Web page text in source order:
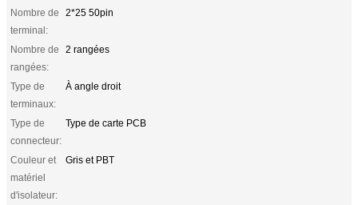
Nombre de
terminal:
2*25 50pin
Nombre de
rangées:
2 rangées
Type de
terminaux:
À angle droit
Type de
connecteur:
Type de carte PCB
Couleur et
matériel
d'isolateur:
Gris et PBT